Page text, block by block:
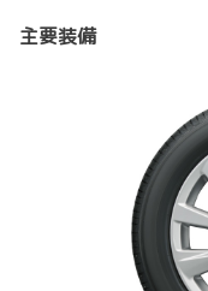
主要装備